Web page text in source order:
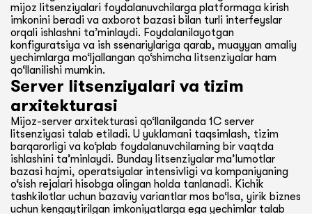
mijoz litsenziyalari foydalanuvchilarga platformaga kirish
imkonini beradi va axborot bazasi bilan turli interfeyslar
orqali ishlashni ta’minlaydi. Foydalanilayotgan
konfiguratsiya va ish ssenariylariga qarab, muayyan amaliy
yechimlarga mo‘ljallangan qo‘shimcha litsenziyalar ham
qo‘llanilishi mumkin.
Server litsenziyalari va tizim
arxitekturasi
Mijoz-server arxitekturasi qo‘llanilganda 1C server
litsenziyasi talab etiladi. U yuklamani taqsimlash, tizim
barqarorligi va ko‘plab foydalanuvchilarning bir vaqtda
ishlashini ta’minlaydi. Bunday litsenziyalar ma’lumotlar
bazasi hajmi, operatsiyalar intensivligi va kompaniyaning
o‘sish rejalari hisobga olingan holda tanlanadi. Kichik
tashkilotlar uchun bazaviy variantlar mos bo‘lsa, yirik biznes
uchun kengaytirilgan imkoniyatlarga ega yechimlar talab